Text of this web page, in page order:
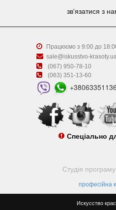
зв'язатися з
Працюємо з 9:00 до
sale@iskusstvo-
(067) 950-78-10
(063) 351-13-60
Спеціально
Студія
професійна
Искусство